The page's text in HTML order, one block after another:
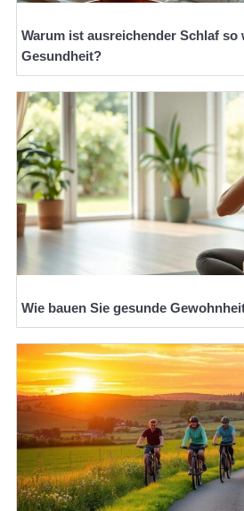
Warum ist ausreichender Schlaf
Gesundheit?
Wie bauen Sie gesunde